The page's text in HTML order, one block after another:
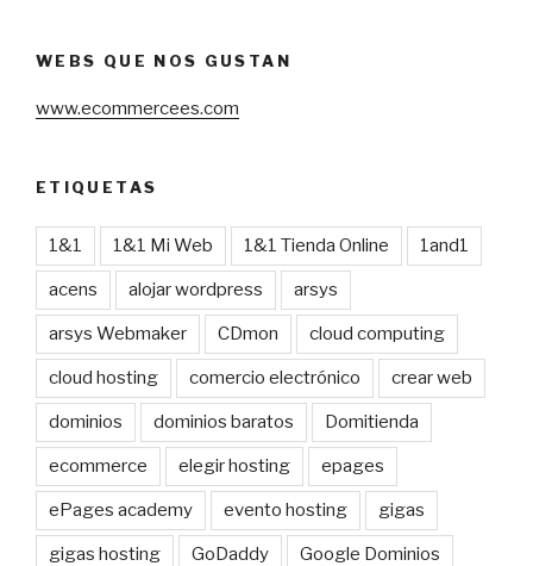
WEBS QUE NOS GUSTAN
www.ecommercees.com
ETIQUETAS
1&1 1&1 Mi Web 1&1 Tienda Online 1and1
acens alojar wordpress arsys
arsys Webmaker CDmon cloud computing
cloud hosting comercio electrónico crear web
dominios dominios baratos Domitienda
ecommerce elegir hosting epages
ePages academy evento hosting gigas
gigas hosting GoDaddy Google Dominios